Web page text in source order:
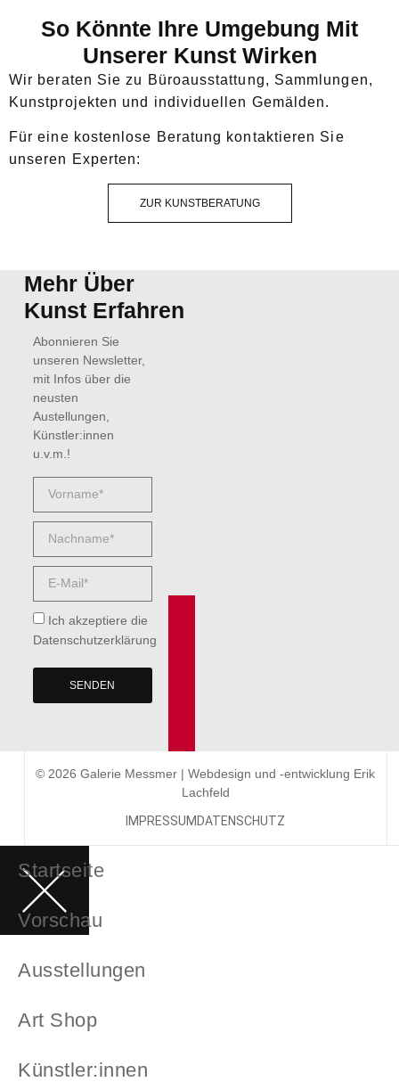
So Könnte Ihre Umgebung Mit
Unserer Kunst Wirken
Wir beraten Sie zu Büroausstattung, Sammlungen,
Kunstprojekten und individuellen Gemälden.
Für eine kostenlose Beratung kontaktieren Sie
unseren Experten:
ZUR KUNSTBERATUNG
Mehr Über
Kunst Erfahren
Abonnieren Sie
unseren Newsletter,
mit Infos über die
neusten
Austellungen,
Künstler:innen
u.v.m.!
Ich akzeptiere die
Datenschutzerklärung
SENDEN
© 2026 Galerie Messmer | Webdesign und -entwicklung Erik
Lachfeld
IMPRESSUMDATENSCHUTZ
Startseite
Vorschau
Ausstellungen
Art Shop
Künstler:innen